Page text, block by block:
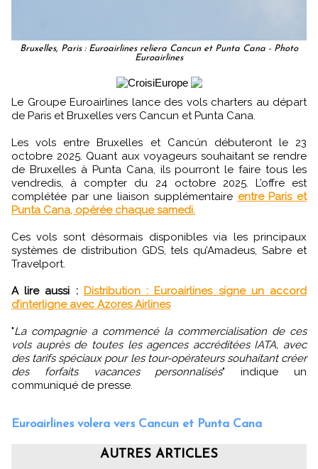
Bruxelles, Paris : Euroairlines reliera Cancun et Punta Cana - Photo
Euroairlines
Le Groupe Euroairlines lance des vols charters au départ
de Paris et Bruxelles vers Cancun et Punta Cana.
Les vols entre Bruxelles et Cancún débuteront le 23
octobre 2025. Quant aux voyageurs souhaitant se rendre
de Bruxelles à Punta Cana, ils pourront le faire tous les
vendredis, à compter du 24 octobre 2025. L’offre est
complétée par une liaison supplémentaire entre Paris et
Punta Cana, opérée chaque samedi.
Ces vols sont désormais disponibles via les principaux
systèmes de distribution GDS, tels qu’Amadeus, Sabre et
Travelport.
A lire aussi : Distribution : Euroairlines signe un accord
d’interligne avec Azores Airlines
"La compagnie a commencé la commercialisation de ces
vols auprès de toutes les agences accréditées IATA, avec
des tarifs spéciaux pour les tour-opérateurs souhaitant créer
des forfaits vacances personnalisés" indique un
communiqué de presse.
Euroairlines volera vers Cancun et Punta Cana
AUTRES ARTICLES